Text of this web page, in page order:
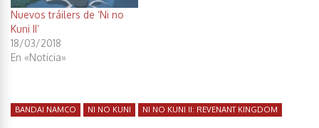
Nuevos tráilers de ‘Ni no
Kuni II’
18/03/2018
En «Noticia»
BANDAI NAMCO NI NO KUNI NI NO KUNI II: REVENANT KINGDOM